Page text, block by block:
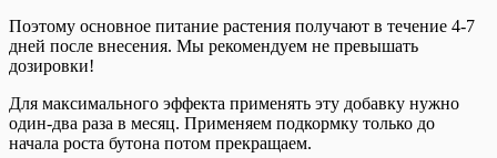
Поэтому основное питание растения получают в течение 4-7
дней после внесения. Мы рекомендуем не превышать
дозировки!
Для максимального эффекта применять эту добавку нужно
один-два раза в месяц. Применяем подкормку только до
начала роста бутона потом прекращаем.